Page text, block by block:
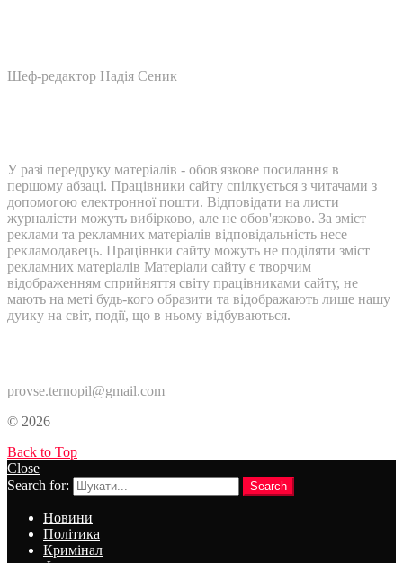
Шеф-редактор Надія Сеник
У разі передруку матеріалів - обов'язкове посилання в
першому абзаці. Працівники сайту спілкується з читачами з
допомогою електронної пошти. Відповідати на листи
журналісти можуть вибірково, але не обов'язково. За зміст
реклами та рекламних матеріалів відповідальність несе
рекламодавець. Працівнки сайту можуть не поділяти зміст
рекламних матеріалів Матеріали сайту є творчим
відображенням сприйняття світу працівниками сайту, не
мають на меті будь-кого образити та відображають лише нашу
дуику на світ, події, що в ньому відбуваються.
provse.ternopil@gmail.com
© 2026
Back to Top
Close
Search for:
Search
Новини
Політика
Кримінал